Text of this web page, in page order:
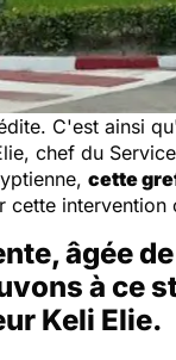
C'est ainsi
chef du
cette
cette intervention
âgée
à ce
Keli Elie.